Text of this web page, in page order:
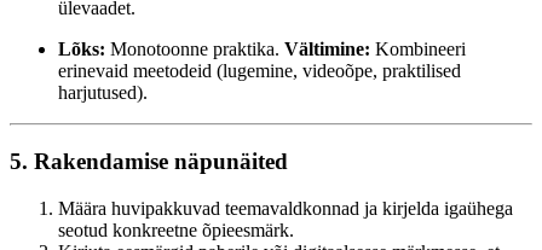
ülevaadet.
Lõks: Monotoonne praktika. Vältimine: Kombineeri
erinevaid meetodeid (lugemine, videoõpe, praktilised
harjutused).
5. Rakendamise näpunäited
Määra huvipakkuvad teemavaldkonnad ja kirjelda igaühega
seotud konkreetne õpieesmärk.